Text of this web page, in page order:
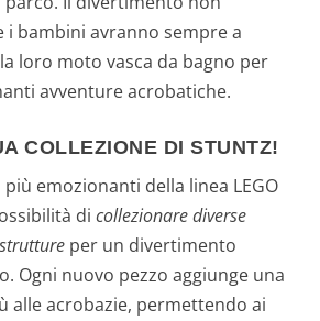
i bambini avranno sempre a
loro moto vasca da bagno per
avventure acrobatiche.
COLLEZIONE DI STUNTZ!
emozionanti della linea LEGO
di collezionare diverse
per un divertimento
Ogni nuovo pezzo aggiunge una
alle acrobazie, permettendo ai